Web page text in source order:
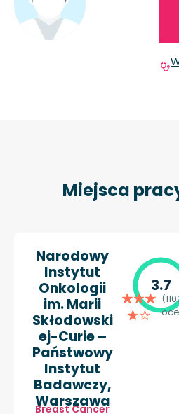
Miejsca
Narodowy
Instytut
Onkologii
im. Marii
Skłodowski
ej-Curie –
Państwowy
Instytut
Badawczy,
Warszawa
Breast Cancer
3.7